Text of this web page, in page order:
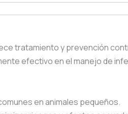
tratamiento y prevención
efectivo en el manejo de
en animales pequeños.